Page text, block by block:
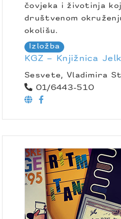
čovjeka i životinja
društvenom
okolišu.
Izložba
KGZ – Knjižnica
Sesvete, Vladimira
01/6443-510